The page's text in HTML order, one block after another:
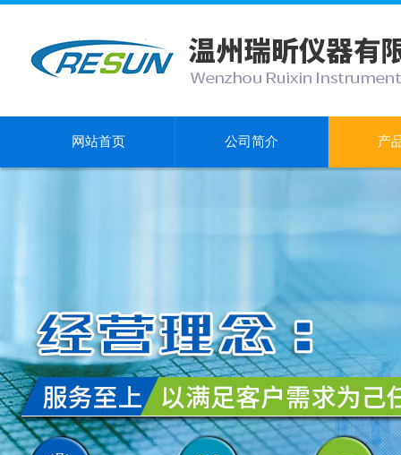
网站首页 公司简介 产